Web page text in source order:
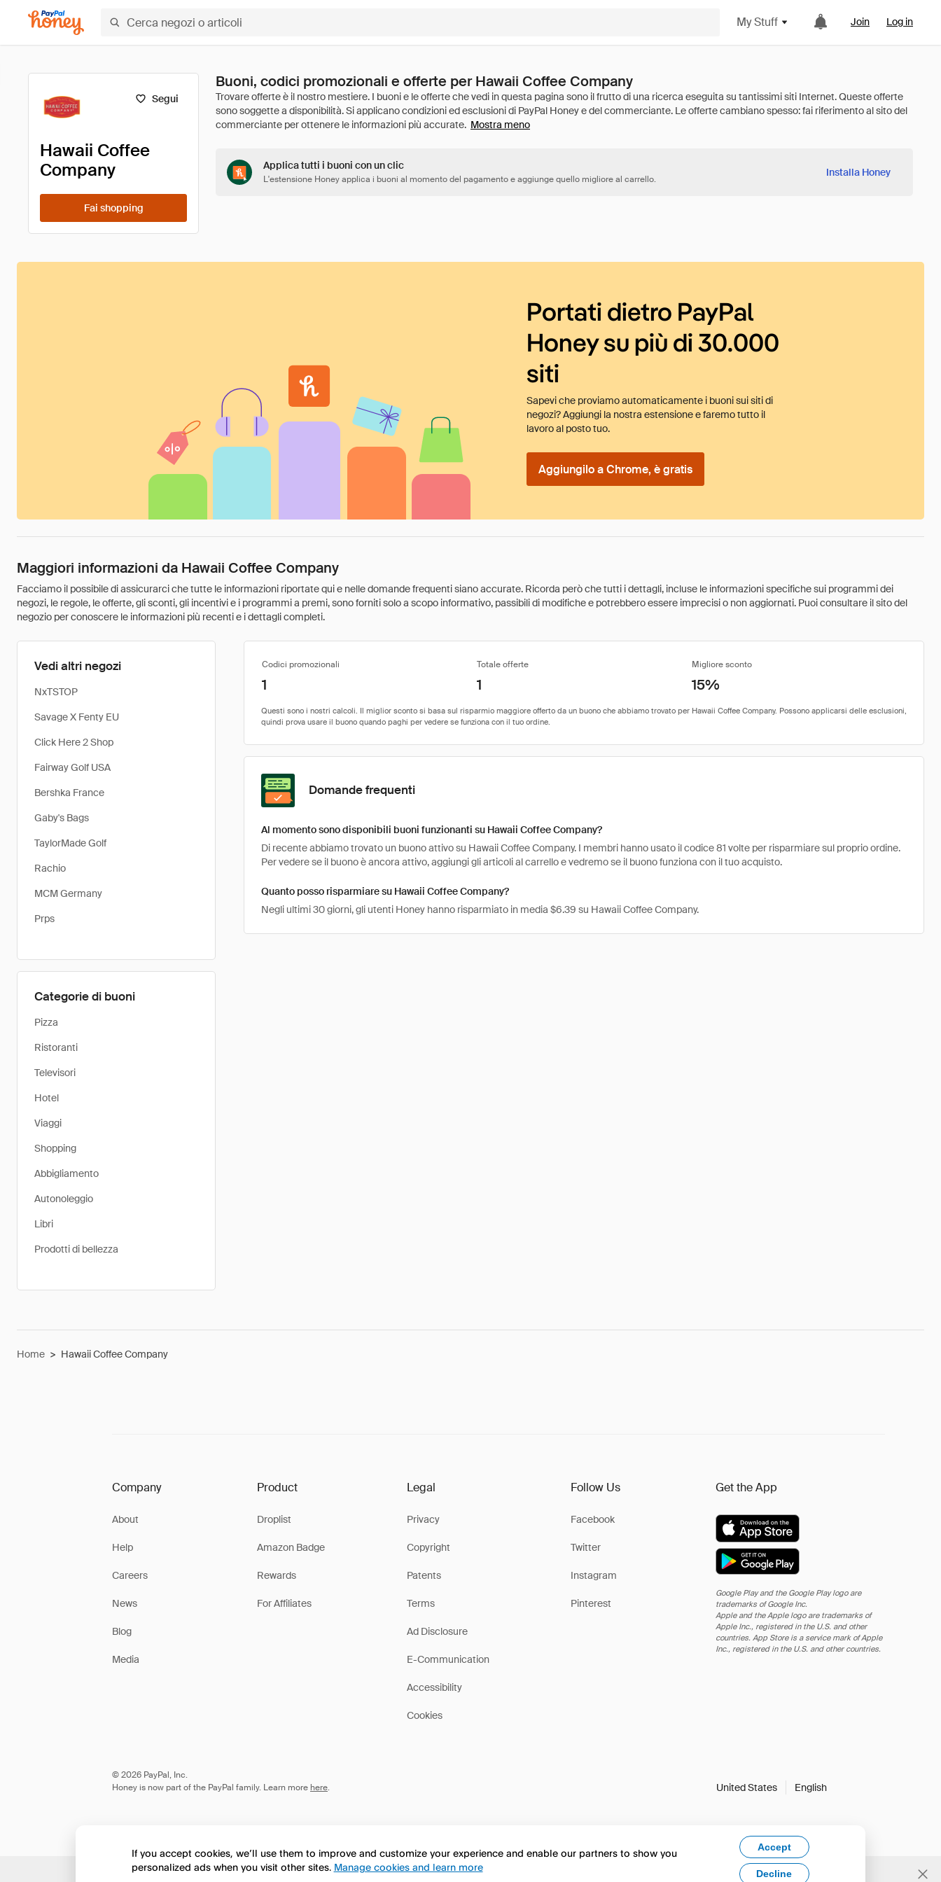
My Stuff Join Log in
Segui
Hawaii Coffee
Company
Fai shopping
Buoni, codici promozionali e offerte per Hawaii Coffee Company
Mostra meno
Applica tutti i buoni con un clic
L'estensione Honey applica i buoni al momento del pagamento e aggiunge quello migliore al carrello.
Installa Honey
Portati dietro PayPal
Honey su più di 30.000
siti
Sapevi che proviamo automaticamente i buoni sui siti di
negozi? Aggiungi la nostra estensione e faremo tutto il
lavoro al posto tuo.
Aggiungilo a Chrome, è gratis
Maggiori informazioni da Hawaii Coffee Company
Facciamo il possibile di assicurarci che tutte le informazioni riportate qui e nelle domande frequenti siano accurate. Ricorda però che tutti i dettagli, incluse le informazioni specifiche sui programmi dei
negozi, le regole, le offerte, gli sconti, gli incentivi e i programmi a premi, sono forniti solo a scopo informativo, passibili di modifiche e potrebbero essere imprecisi o non aggiornati. Puoi consultare il sito del
negozio per conoscere le informazioni più recenti e i dettagli completi.
Vedi altri negozi
NxTSTOP
Savage X Fenty EU
Click Here 2 Shop
Fairway Golf USA
Bershka France
Gaby's Bags
TaylorMade Golf
Rachio
MCM Germany
Prps
Categorie di buoni
Pizza
Ristoranti
Televisori
Hotel
Viaggi
Shopping
Abbigliamento
Autonoleggio
Libri
Prodotti di bellezza
Codici promozionali Totale offerte Migliore sconto
1 1 15%
Domande frequenti
Al momento sono disponibili buoni funzionanti su Hawaii Coffee Company?
Di recente abbiamo trovato un buono attivo su Hawaii Coffee Company. I membri hanno usato il codice 81 volte per risparmiare sul proprio ordine.
Per vedere se il buono è ancora attivo, aggiungi gli articoli al carrello e vedremo se il buono funziona con il tuo acquisto.
Quanto posso risparmiare su Hawaii Coffee Company?
Negli ultimi 30 giorni, gli utenti Honey hanno risparmiato in media $6.39 su Hawaii Coffee Company.
Home > Hawaii Coffee Company
Company
About
Help
Careers
News
Blog
Media
Product
Droplist
Amazon Badge
Rewards
For Affiliates
Legal
Privacy
Copyright
Patents
Terms
Ad Disclosure
E-Communication
Accessibility
Cookies
Follow Us
Facebook
Twitter
Instagram
Pinterest
Get the App
Google Play and the Google Play logo are
trademarks of Google Inc.
Apple and the Apple logo are trademarks of
Apple Inc., registered in the U.S. and other
countries. App Store is a service mark of Apple
Inc., registered in the U.S. and other countries.
© 2026 PayPal, Inc.
Honey is now part of the PayPal family. Learn more here. United States English
If you accept cookies, we’ll use them to improve and customize your experience and enable our partners to show you
personalized ads when you visit other sites. Manage cookies and learn more
Accept
Decline